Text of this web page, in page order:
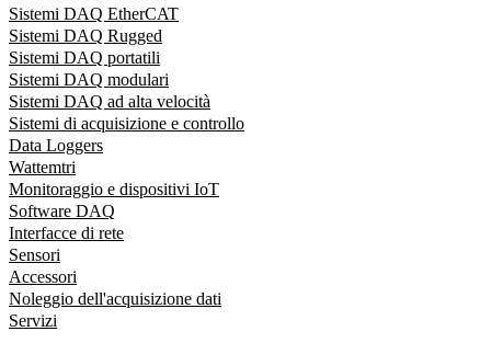
Sistemi DAQ EtherCAT
Sistemi DAQ Rugged
Sistemi DAQ portatili
Sistemi DAQ modulari
Sistemi DAQ ad alta velocità
Sistemi di acquisizione e controllo
Data Loggers
Wattemtri
Monitoraggio e dispositivi IoT
Software DAQ
Interfacce di rete
Sensori
Accessori
Noleggio dell'acquisizione dati
Servizi